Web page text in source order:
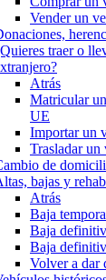
Vender un
traer o
Atrás
Matricular
UE
Importar un
Trasladar un
de
bajas y
Atrás
Baja
Baja
Baja
Volver a dar